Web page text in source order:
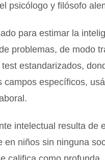
psicólogo y filósofo
para estimar la
problemas, de modo
estandarizados,
campos específicos,
intelectual resulta de
en niños sin ninguna